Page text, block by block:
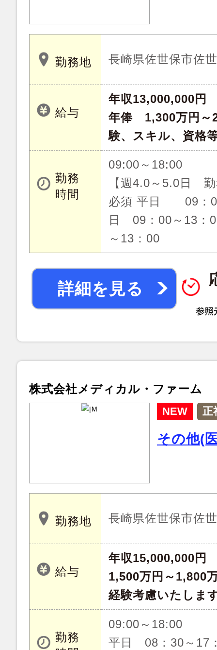
勤務地 長崎県佐世保市佐
給与
年収13,000,000円
年俸 1,300万円～
験、スキル、資格
勤務
時間
09:00～18:00
【週4.0～5.0日
必須 平日 09：
日 09：00～13：
～13：00
詳細を見る
株式会社メディカル・ファーム
NEW 正
その他(
勤務地 長崎県佐世保市佐
給与
年収15,000,000円
1,500万円～1,800
経験考慮いたしま
勤務
09:00～18:00
平日 08：30～17